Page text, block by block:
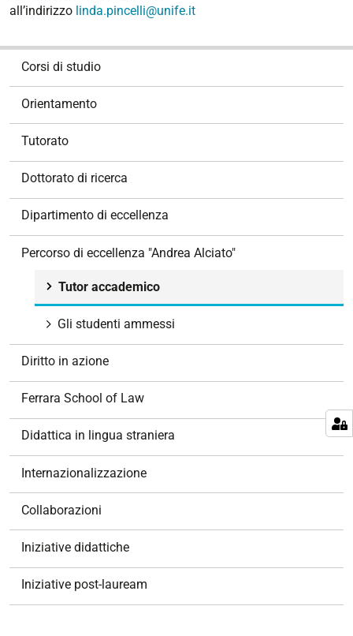
all’indirizzo linda.pincelli@unife.it
Corsi di studio
Orientamento
Tutorato
Dottorato di ricerca
Dipartimento di eccellenza
Percorso di eccellenza "Andrea Alciato"
Tutor accademico
Gli studenti ammessi
Diritto in azione
Ferrara School of Law
Didattica in lingua straniera
Internazionalizzazione
Collaborazioni
Iniziative didattiche
Iniziative post-lauream